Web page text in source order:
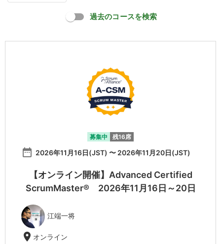
過去のコースを検索
募集中 残16席
date_range 2026年11月16日(JST) 〜 2026年11月20日(JST)
【オンライン開催】Advanced Certified
ScrumMaster® 2026年11月16日～20日
江端一将
location_on オンライン